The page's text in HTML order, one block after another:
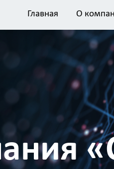
Главная О